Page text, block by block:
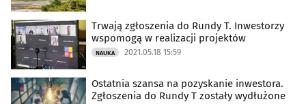
Trwają zgłoszenia do Rundy T. Inwestorzy
wspomogą w realizacji projektów
NAUKA 2021.05.18 15:59
Ostatnia szansa na pozyskanie inwestora.
Zgłoszenia do Rundy T zostały wydłużone